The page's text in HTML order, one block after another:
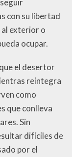
con su libertad
exterior o
ocupar.
el desertor
reintegra
como
que conlleva
Sin
difíciles de
por el